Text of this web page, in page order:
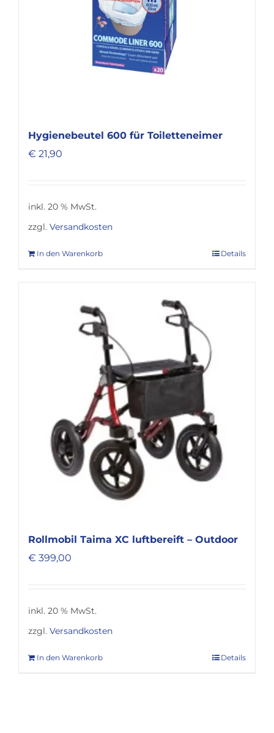
Hygienebeutel 600 für Toiletteneimer
€ 21,90
inkl. 20 % MwSt.
zzgl. Versandkosten
In den Warenkorb Details
Rollmobil Taima XC luftbereift – Outdoor
€ 399,00
inkl. 20 % MwSt.
zzgl. Versandkosten
In den Warenkorb Details